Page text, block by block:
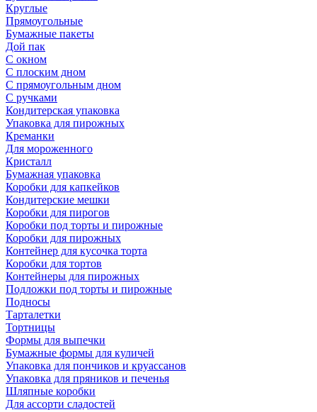
Круглые
Прямоугольные
Бумажные пакеты
Дой пак
С окном
С плоским дном
С прямоугольным дном
С ручками
Кондитерская упаковка
Упаковка для пирожных
Креманки
Для мороженного
Кристалл
Бумажная упаковка
Коробки для капкейков
Кондитерские мешки
Коробки для пирогов
Коробки под торты и пирожные
Коробки для пирожных
Контейнер для кусочка торта
Коробки для тортов
Контейнеры для пирожных
Подложки под торты и пирожные
Подносы
Тарталетки
Тортницы
Формы для выпечки
Бумажные формы для куличей
Упаковка для пончиков и круассанов
Упаковка для пряников и печенья
Шляпные коробки
Для ассорти сладостей